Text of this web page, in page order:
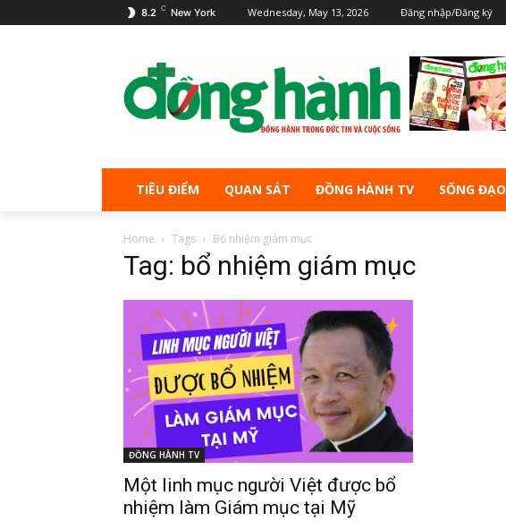
8.2 C New York Wednesday, May 13, 2026 Đăng nhập/Đăng ký
TIÊU ĐIỂM QUAN SÁT ĐỒNG HÀNH TV SỐNG ĐẠO
Home Tags Bổ nhiệm giám mục
Tag: bổ nhiệm giám mục
ĐỒNG HÀNH TV
Một linh mục người Việt được bổ
nhiệm làm Giám mục tại Mỹ